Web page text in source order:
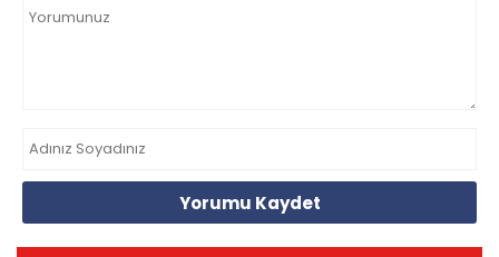
Yorumu Kaydet